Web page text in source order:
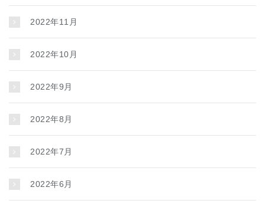
2022年11月
2022年10月
2022年9月
2022年8月
2022年7月
2022年6月